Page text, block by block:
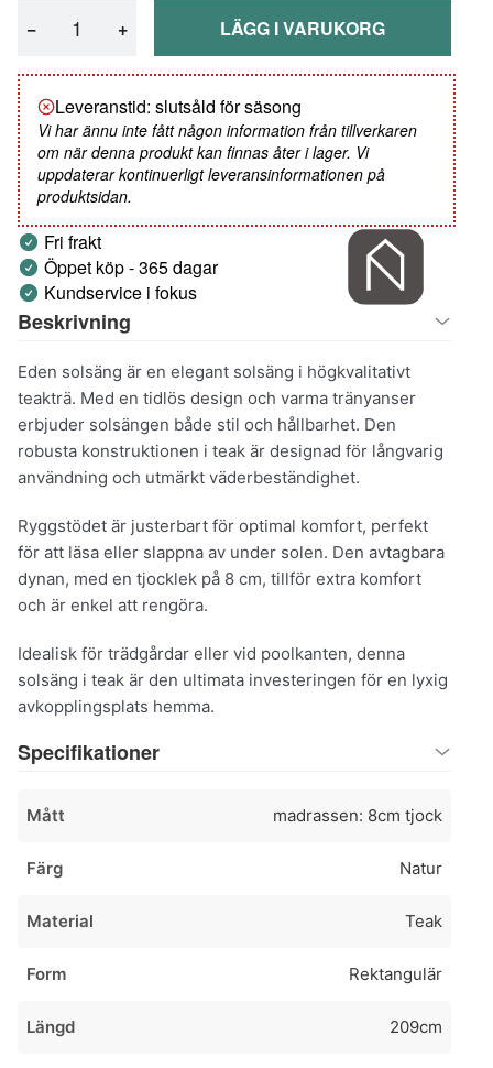
− + LÄGG I VARUKORG
Leveranstid: slutsåld för säsong
Vi har ännu inte fått någon information från tillverkaren
om när denna produkt kan finnas åter i lager. Vi
uppdaterar kontinuerligt leveransinformationen på
produktsidan.
Fri frakt
Öppet köp - 365 dagar
Kundservice i fokus
Beskrivning
Eden solsäng är en elegant solsäng i högkvalitativt
teakträ. Med en tidlös design och varma tränyanser
erbjuder solsängen både stil och hållbarhet. Den
robusta konstruktionen i teak är designad för långvarig
användning och utmärkt väderbeständighet.
Ryggstödet är justerbart för optimal komfort, perfekt
för att läsa eller slappna av under solen. Den avtagbara
dynan, med en tjocklek på 8 cm, tillför extra komfort
och är enkel att rengöra.
Idealisk för trädgårdar eller vid poolkanten, denna
solsäng i teak är den ultimata investeringen för en lyxig
avkopplingsplats hemma.
Specifikationer
Mått madrassen: 8cm tjock
Färg Natur
Material Teak
Form Rektangulär
Längd 209cm